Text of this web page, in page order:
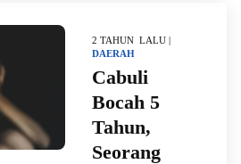
2 TAHUN LALU |
DAERAH
Cabuli
Bocah 5
Tahun,
Seorang